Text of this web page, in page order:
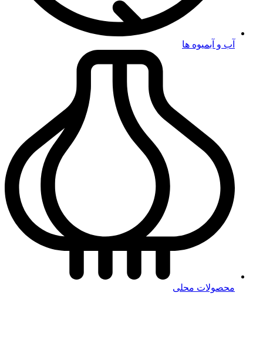
آب و آبمیوه ها
محصولات محلی